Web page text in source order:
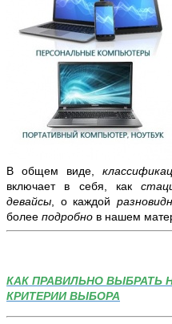
В общем виде,
включает в себя, как
девайсы , о каждой
более подробно в нашем
КАК ПРАВИЛЬНО ВЫБРАТЬ
КРИТЕРИИ ВЫБОРА